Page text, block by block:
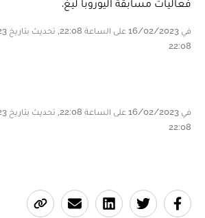
فعاليات مسابقة اليوروبا ليغ.
22:08
22:08